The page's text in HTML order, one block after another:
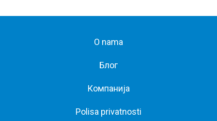
O nama
Блог
Компанија
Polisa privatnosti